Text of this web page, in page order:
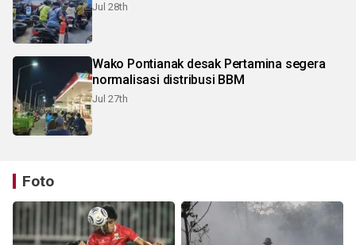
Jul 28th
Wako Pontianak desak Pertamina segera
normalisasi distribusi BBM
Jul 27th
Foto